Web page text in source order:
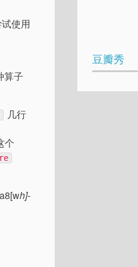
使用
算子
几行
个
h]-
豆瓣秀